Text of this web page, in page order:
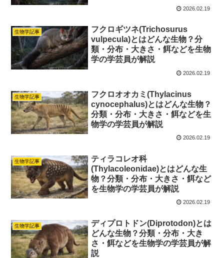
2026.02.19
生物学記事
フクロギツネ(Trichosurus
vulpecula)とはどんな生物？分
類・分布・大きさ・餌などを生物
学の学芸員が解説
2026.02.19
生物学記事
フクロオオカミ(Thylacinus
cynocephalus)とはどんな生物？
分類・分布・大きさ・餌などを生
物学の学芸員が解説
2026.02.19
生物学記事
ティラコレオ科
(Thylacoleonidae)とはどんな生
物？分類・分布・大きさ・餌など
を生物学の学芸員が解説
2026.02.19
生物学記事
ディプロトドン(Diprotodon)とは
どんな生物？分類・分布・大き
さ・餌などを生物学の学芸員が解
説